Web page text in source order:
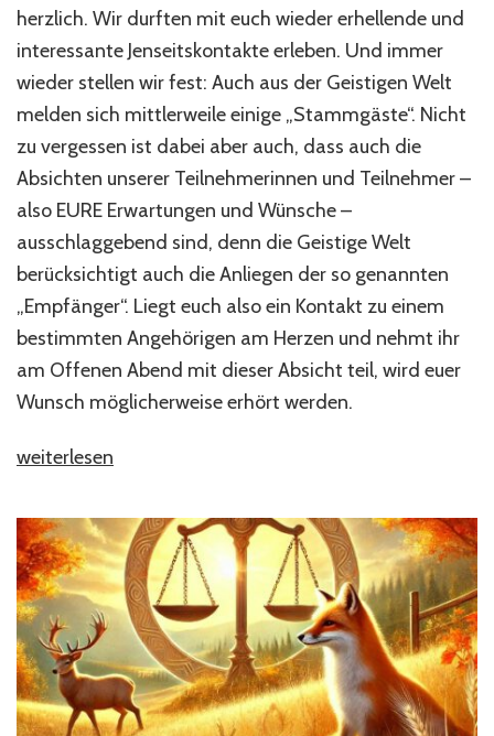
herzlich. Wir durften mit euch wieder erhellende und
interessante Jenseitskontakte erleben. Und immer
wieder stellen wir fest: Auch aus der Geistigen Welt
melden sich mittlerweile einige „Stammgäste“. Nicht
zu vergessen ist dabei aber auch, dass auch die
Absichten unserer Teilnehmerinnen und Teilnehmer –
also EURE Erwartungen und Wünsche –
ausschlaggebend sind, denn die Geistige Welt
berücksichtigt auch die Anliegen der so genannten
„Empfänger“. Liegt euch also ein Kontakt zu einem
bestimmten Angehörigen am Herzen und nehmt ihr
am Offenen Abend mit dieser Absicht teil, wird euer
Wunsch möglicherweise erhört werden.
„Willkommen
der
Skorpion-
Zeit!“
weiterlesen